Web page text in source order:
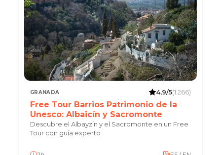
GRANADA 4,9/5(1.266)
Free Tour Barrios Patrimonio de la
Unesco: Albaicín y Sacromonte
Descubre el Albayzín y el Sacromonte en un Free
Tour con guía experto